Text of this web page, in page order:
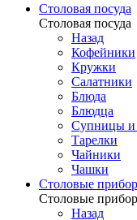
Столовая посуда
Столовая посуда
Назад
Кофейники
Кружки
Салатники
Блюда
Блюдца
Супницы и
Тарелки
Чайники
Чашки
Cтоловые
Cтоловые
Назад